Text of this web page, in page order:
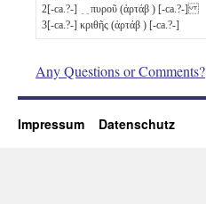
2[-ca.?-] ̣ ̣ πυροῦ (ἀρτάβ ) [-ca.?-]
3[-ca.?-] κριθῆς (ἀρτάβ ) [-ca.?-]
Any Questions or Comments?
Impressum Datenschutz